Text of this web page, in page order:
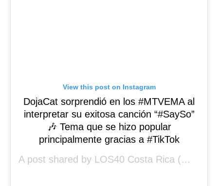
View this post on Instagram
DojaCat sorprendió en los #MTVEMA al
interpretar su exitosa canción “#SaySo”
🎶 Tema que se hizo popular
principalmente gracias a #TikTok
A post shared by LOS40 Costa Rica (@los40cr) on